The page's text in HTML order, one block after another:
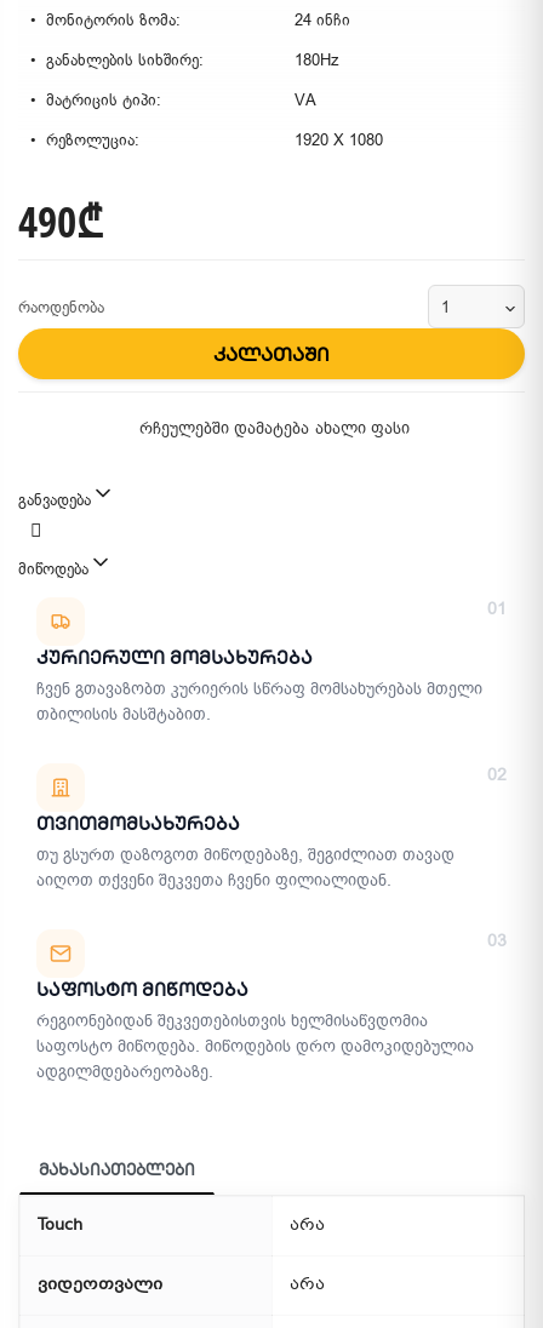
მონიტორის ზომა:
24 ინჩი
განახლების სიხშირე:
180Hz
მატრიცის ტიპი:
VA
რეზოლუცია:
1920 X 1080
490₾
რაოდენობა
კალათაში
რჩეულებში დამატება ახალი ფასი
განვადება
მიწოდება
01
Კურიერული Მომსახურება
ჩვენ გთავაზობთ კურიერის სწრაფ მომსახურებას მთელი
თბილისის მასშტაბით.
02
Თვითმომსახურება
თუ გსურთ დაზოგოთ მიწოდებაზე, შეგიძლიათ თავად
აიღოთ თქვენი შეკვეთა ჩვენი ფილიალიდან.
03
Საფოსტო Მიწოდება
რეგიონებიდან შეკვეთებისთვის ხელმისაწვდომია
საფოსტო მიწოდება. მიწოდების დრო დამოკიდებულია
ადგილმდებარეობაზე.
მახასიათებლები
Touch არა
ვიდეოთვალი არა